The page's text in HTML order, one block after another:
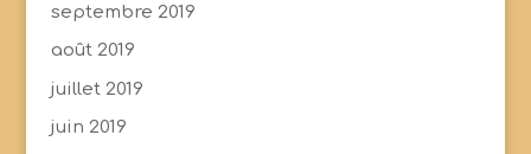
septembre 2019
août 2019
juillet 2019
juin 2019